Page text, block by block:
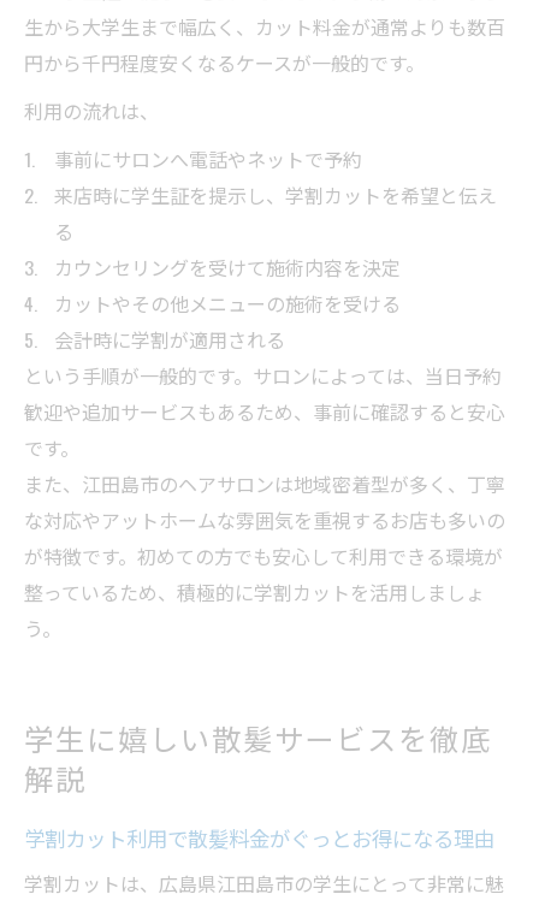
生から大学生まで幅広く、カット料金が通常よりも数百
円から千円程度安くなるケースが一般的です。
利用の流れは、
事前にサロンへ電話やネットで予約
来店時に学生証を提示し、学割カットを希望と伝え
る
カウンセリングを受けて施術内容を決定
カットやその他メニューの施術を受ける
会計時に学割が適用される
という手順が一般的です。サロンによっては、当日予約
歓迎や追加サービスもあるため、事前に確認すると安心
です。
また、江田島市のヘアサロンは地域密着型が多く、丁寧
な対応やアットホームな雰囲気を重視するお店も多いの
が特徴です。初めての方でも安心して利用できる環境が
整っているため、積極的に学割カットを活用しましょ
う。
学生に嬉しい散髪サービスを徹底
解説
学割カット利用で散髪料金がぐっとお得になる理由
学割カットは、広島県江田島市の学生にとって非常に魅